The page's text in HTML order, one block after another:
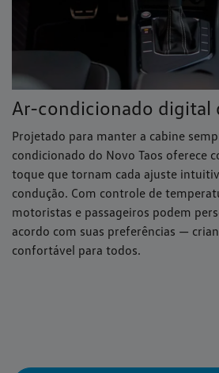
Ar-condicionado digital
Projetado para manter a cabine
condicionado do Novo Taos oferece
toque que tornam cada ajuste
condução. Com controle de
motoristas e passageiros podem
acordo com suas preferências —
confortável para todos.